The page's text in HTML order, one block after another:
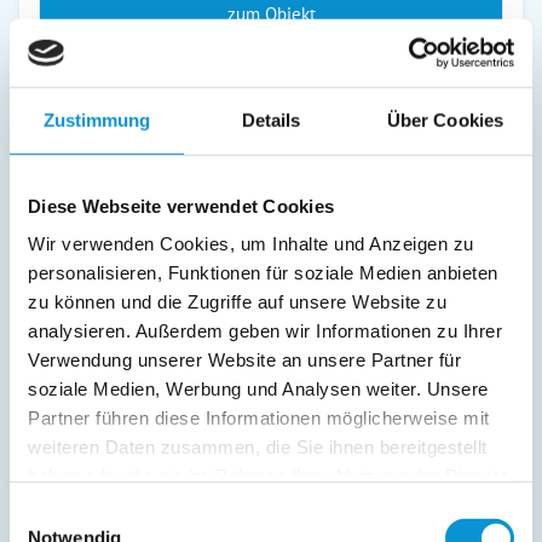
Zustimmung Details Über Cookies
Diese Webseite verwendet Cookies
Wir verwenden Cookies, um Inhalte und Anzeigen zu
personalisieren, Funktionen für soziale Medien anbieten
zu können und die Zugriffe auf unsere Website zu
analysieren. Außerdem geben wir Informationen zu Ihrer
Verwendung unserer Website an unsere Partner für
soziale Medien, Werbung und Analysen weiter. Unsere
Partner führen diese Informationen möglicherweise mit
weiteren Daten zusammen, die Sie ihnen bereitgestellt
Notwendig
zum Objekt
Ferienwohnungen in der Suche anzeigen (59)
Rabenkirchen-Faulück – Landidylle an der
Im Kreis Schleswig-Flensburg befindet sich die
Urlaubsgemeinde Rabenkirchen-Faulück. Direkt an der
Schlei gelegen, befindet sie sich in der Nähe von Kappeln.
Genau 6 Kilometer trennen den kleinen Ort von der
größeren Stadt. Der Ortsname wird im dänischen als
„Ravnkær-Fovlløk“ ausgesprochen. Aufgrund der tollen Lage
des Gemeindegebietes, ist der Ort bei vielen Urlaubern sehr
beliebt. Diese nächtigen gerne in den Ferienwohnungen
und Ferienhäusern in Rabenkirchen-Faulück.Familien mit